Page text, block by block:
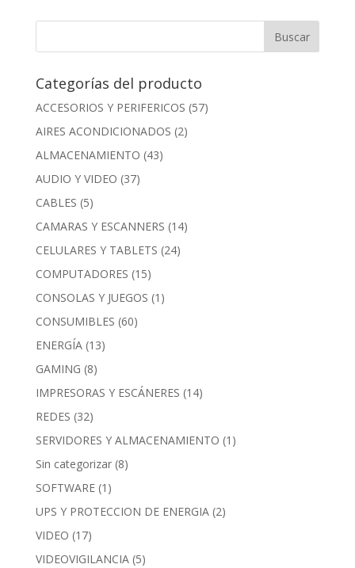
Categorías del producto
ACCESORIOS Y PERIFERICOS (57)
AIRES ACONDICIONADOS (2)
ALMACENAMIENTO (43)
AUDIO Y VIDEO (37)
CABLES (5)
CAMARAS Y ESCANNERS (14)
CELULARES Y TABLETS (24)
COMPUTADORES (15)
CONSOLAS Y JUEGOS (1)
CONSUMIBLES (60)
ENERGÍA (13)
GAMING (8)
IMPRESORAS Y ESCÁNERES (14)
REDES (32)
SERVIDORES Y ALMACENAMIENTO (1)
Sin categorizar (8)
SOFTWARE (1)
UPS Y PROTECCION DE ENERGIA (2)
VIDEO (17)
VIDEOVIGILANCIA (5)